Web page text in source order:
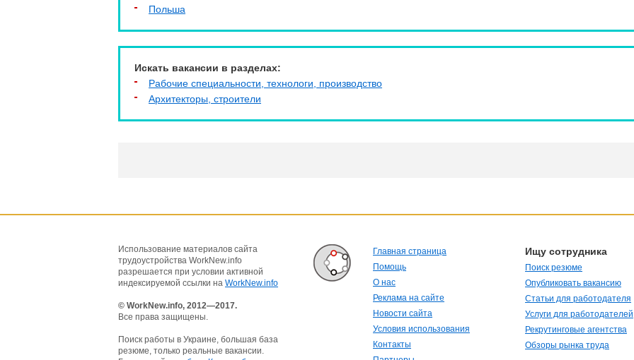
Польша
Искать вакансии в разделах:
Рабочие специальности, технологи, производство
Архитекторы, строители
Использование материалов сайта
трудоустройства WorkNew.info
разрешается при условии активной
индексируемой ссылки на WorkNew.info
© WorkNew.info, 2012—2017.
Все права защищены.
Поиск работы в Украине, большая база
резюме, только реальные вакансии.
Главная страница
Помощь
О нас
Реклама на сайте
Новости сайта
Условия использования
Контакты
Ищу сотрудника
Поиск резюме
Опубликовать вакансию
Статьи для работодателя
Услуги для работодателей
Рекрутинговые агентства
Обзоры рынка труда